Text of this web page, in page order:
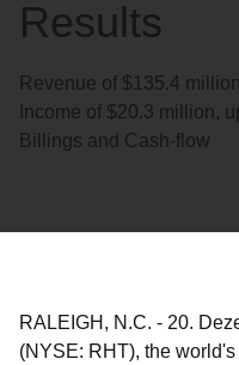
Results
Revenue of $135.4
Income of $20.3 million,
Billings and Cash-flow
RALEIGH, N.C. - 20.
(NYSE: RHT), the